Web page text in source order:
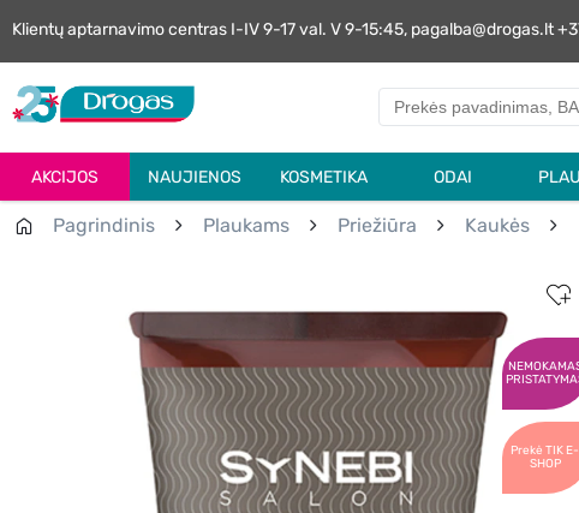
Klientų aptarnavimo centras I-IV 9-17 val. V 9-15:45, pagalba@drogas.lt
AKCIJOS NAUJIENOS KOSMETIKA ODAI
Pagrindinis Plaukams Priežiūra Kaukės
Prekė TIK E-
SHOP